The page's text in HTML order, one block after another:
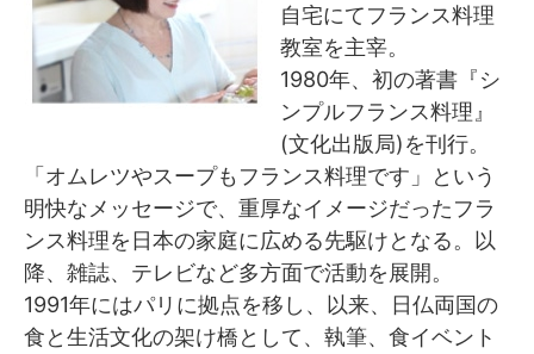
自宅にてフランス料理
教室を主宰。
1980年、初の著書『シ
ンプルフランス料理』
(文化出版局)を刊行。
「オムレツやスープもフランス料理です」という
明快なメッセージで、重厚なイメージだったフラ
ンス料理を日本の家庭に広める先駆けとなる。以
降、雑誌、テレビなど多方面で活動を展開。
1991年にはパリに拠点を移し、以来、日仏両国の
食と生活文化の架け橋として、執筆、食イベント